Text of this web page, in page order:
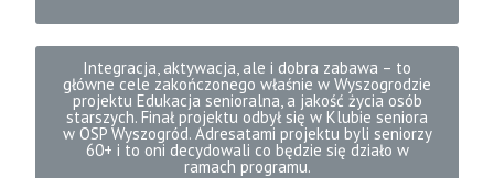
Integracja, aktywacja, ale i dobra zabawa – to
główne cele zakończonego właśnie w Wyszogrodzie
projektu Edukacja senioralna, a jakość życia osób
starszych. Finał projektu odbył się w Klubie seniora
w OSP Wyszogród. Adresatami projektu byli seniorzy
60+ i to oni decydowali co będzie się działo w
ramach programu.